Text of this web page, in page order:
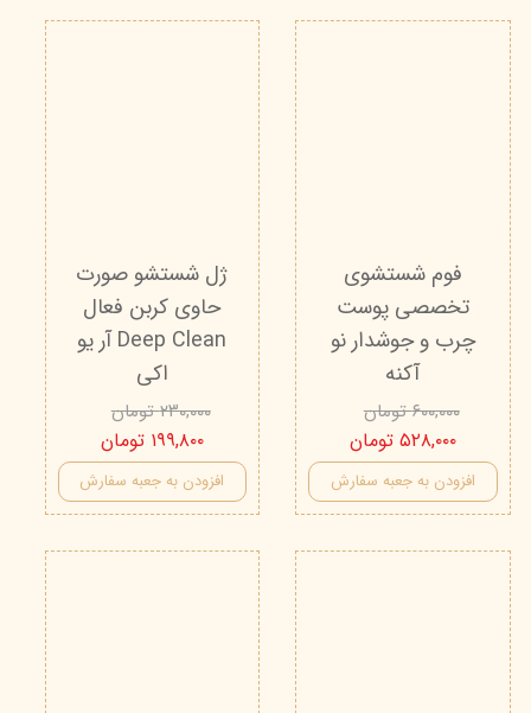
فوم شستشوی
تخصصی پوست
چرب و جوشدار نو
آکنه
۶۰۰,۰۰۰ تومان
۵۲۸,۰۰۰ تومان
افزودن به جعبه سفارش
ژل شستشو صورت
حاوی کربن فعال
Deep Clean آر یو
اکی
۲۳۰,۰۰۰ تومان
۱۹۹,۸۰۰ تومان
افزودن به جعبه سفارش